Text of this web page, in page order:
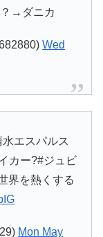
→ダニカ
Wed
エスパルス
カー?#ジュビ
界を熱くする
Mon May